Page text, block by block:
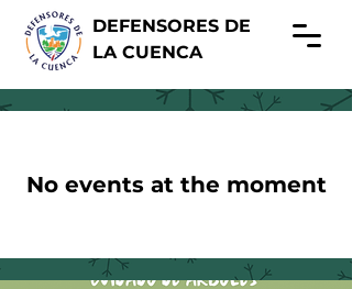
DEFENSORES DE
LA CUENCA
No events at the moment